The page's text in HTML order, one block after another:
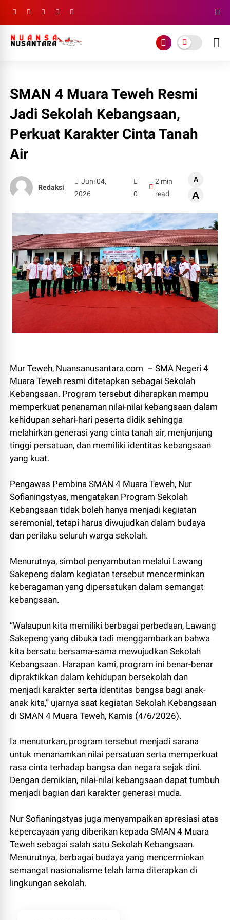
SMAN 4 Muara Teweh Resmi
Jadi Sekolah Kebangsaan,
Perkuat Karakter Cinta Tanah
Air
Redaksi
Juni 04,
2026
0
2 min
read
A
A
Mur Teweh, Nuansanusantara.com – SMA Negeri 4
Muara Teweh resmi ditetapkan sebagai Sekolah
Kebangsaan. Program tersebut diharapkan mampu
memperkuat penanaman nilai-nilai kebangsaan dalam
kehidupan sehari-hari peserta didik sehingga
melahirkan generasi yang cinta tanah air, menjunjung
tinggi persatuan, dan memiliki identitas kebangsaan
yang kuat.
Pengawas Pembina SMAN 4 Muara Teweh, Nur
Sofianingstyas, mengatakan Program Sekolah
Kebangsaan tidak boleh hanya menjadi kegiatan
seremonial, tetapi harus diwujudkan dalam budaya
dan perilaku seluruh warga sekolah.
Menurutnya, simbol penyambutan melalui Lawang
Sakepeng dalam kegiatan tersebut mencerminkan
keberagaman yang dipersatukan dalam semangat
kebangsaan.
“Walaupun kita memiliki berbagai perbedaan, Lawang
Sakepeng yang dibuka tadi menggambarkan bahwa
kita bersatu bersama-sama mewujudkan Sekolah
Kebangsaan. Harapan kami, program ini benar-benar
dipraktikkan dalam kehidupan bersekolah dan
menjadi karakter serta identitas bangsa bagi anak-
anak kita,” ujarnya saat kegiatan Sekolah Kebangsaan
di SMAN 4 Muara Teweh, Kamis (4/6/2026).
Ia menuturkan, program tersebut menjadi sarana
untuk menanamkan nilai persatuan serta memperkuat
rasa cinta terhadap bangsa dan negara sejak dini.
Dengan demikian, nilai-nilai kebangsaan dapat tumbuh
menjadi bagian dari karakter generasi muda.
Nur Sofianingstyas juga menyampaikan apresiasi atas
kepercayaan yang diberikan kepada SMAN 4 Muara
Teweh sebagai salah satu Sekolah Kebangsaan.
Menurutnya, berbagai budaya yang mencerminkan
semangat nasionalisme telah lama diterapkan di
lingkungan sekolah.